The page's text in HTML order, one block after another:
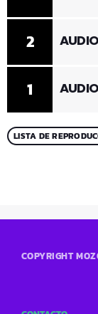
1
2
LISTA DE
COPYRIGHT